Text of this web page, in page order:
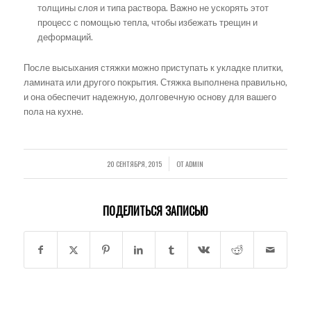
толщины слоя и типа раствора. Важно не ускорять этот
процесс с помощью тепла, чтобы избежать трещин и
деформаций.
После высыхания стяжки можно приступать к укладке плитки,
ламината или другого покрытия. Стяжка выполнена правильно,
и она обеспечит надежную, долговечную основу для вашего
пола на кухне.
20 СЕНТЯБРЯ, 2015
/ ОТADMIN
ПОДЕЛИТЬСЯ ЗАПИСЬЮ